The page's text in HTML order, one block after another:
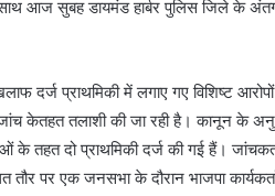
आज सुबह डायमंड हार्बर पुलिस जिले के
दर्ज प्राथमिकी में लगाए गए विशिष्ट
जांच केतहत तलाशी की जा रही है। कानून के
दो प्राथमिकी दर्ज की गई हैं।
पर एक जनसभा के दौरान भाजपा